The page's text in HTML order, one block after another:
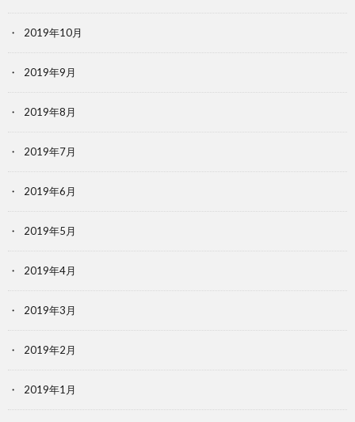
2019年10月
2019年9月
2019年8月
2019年7月
2019年6月
2019年5月
2019年4月
2019年3月
2019年2月
2019年1月